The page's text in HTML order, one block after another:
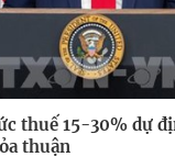
thuế 15-30% dự
thuận